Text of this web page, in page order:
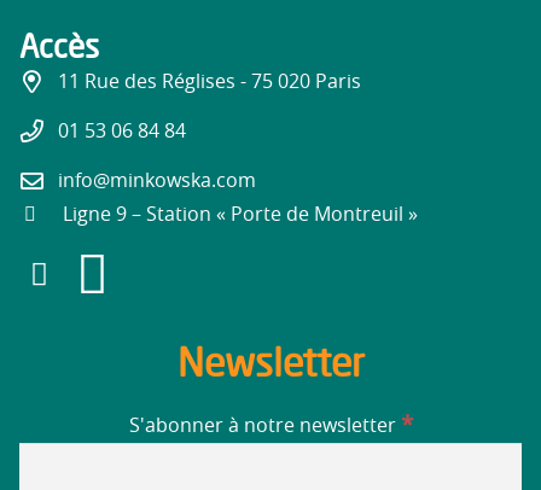
Accès
11 Rue des Réglises - 75 020 Paris
01 53 06 84 84
info@minkowska.com
Ligne 9 – Station « Porte de Montreuil »
Newsletter
S'abonner à notre newsletter *